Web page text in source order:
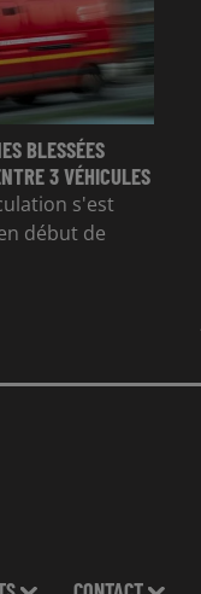
BLESSÉES
3 VÉHICULES
s'est
début de